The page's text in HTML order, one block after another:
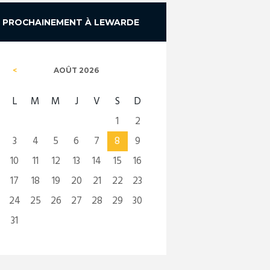
PROCHAINEMENT À LEWARDE
AOÛT 2026
L M M J V S
D
1
2
3
4 5 6 7 8
9
10
11 12 13 14 15
16
17
18 19 20 21 22
23
24
25 26 27 28 29
30
31